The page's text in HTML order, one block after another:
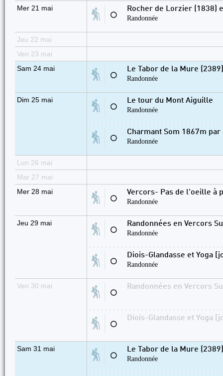
Mer 21 mai
⚪
Rocher de Lorzier (1838)
Randonnée
Jeu 22 mai
Ven 23 mai
Sam 24 mai
⚪
Le Tabor de la Mure
Randonnée
Dim 25 mai
⚪
Le tour du Mont Aiguille
Randonnée
⚪
Charmant Som 1867m
Randonnée
Lun 26 mai
Mar 27 mai
Mer 28 mai
⚪
Vercors- Pas de l'oeille à
Randonnée
Jeu 29 mai
⚪
Randonnées en Vercors
Randonnée
⚪
Diois-Glandasse et Yoga
Randonnée
Ven 30 mai
⚪
Randonnées en Vercors
⚪
Diois-Glandasse et Yoga
Sam 31 mai
⚪
Le Tabor de la Mure (2389)
Randonnée